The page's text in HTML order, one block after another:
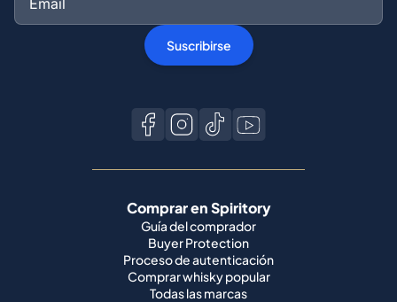
Suscribirse
Comprar en Spiritory
Guía del comprador
Buyer Protection
Proceso de autenticación
Comprar whisky popular
Todas las marcas